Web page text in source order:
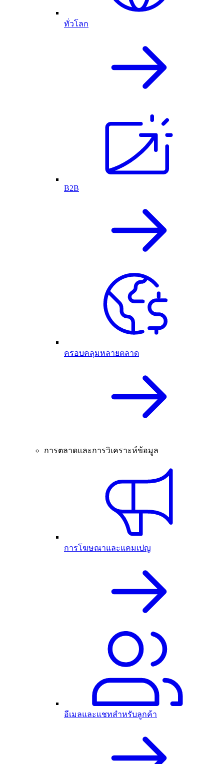
ทั่วโลก
B2B
ครอบคลุมหลายตลาด
การตลาดและการวิเคราะห์ข้อมูล
การโฆษณาและแคมเปญ
อีเมลและแชทสำหรับลูกค้า